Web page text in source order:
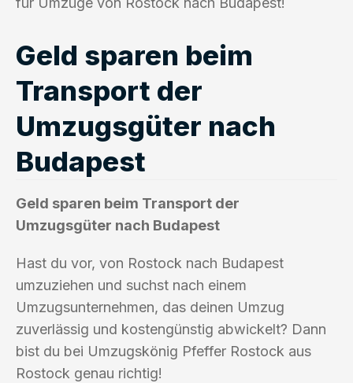
Geld sparen beim
Transport der
Umzugsgüter nach
Budapest
Geld sparen beim Transport der
Umzugsgüter nach Budapest
Hast du vor, von Rostock nach Budapest
umzuziehen und suchst nach einem
Umzugsunternehmen, das deinen Umzug
zuverlässig und kostengünstig abwickelt? Dann
bist du bei Umzugskönig Pfeffer Rostock aus
Rostock genau richtig!